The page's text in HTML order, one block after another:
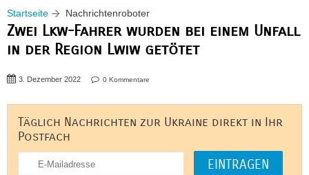
Startseite Nachrichtenroboter
Zwei Lkw-Fahrer wurden bei einem Unfall
in der Region Lwiw getötet
3. Dezember 2022 0 Kommentare
Täglich Nachrichten zur Ukraine direkt in Ihr
Postfach